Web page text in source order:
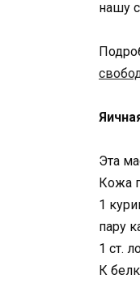
нашу
Эта
Кожа
1
пару
1 ст.
К